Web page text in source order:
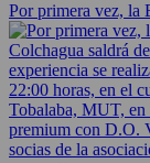
Por primera vez, la